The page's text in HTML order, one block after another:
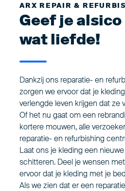
ARX REPAIR &
Geef je
wat liefde!
Dankzij ons reparatie- en
zorgen we ervoor dat je
verlengde leven krijgen dat ze
Of het nu gaat om een
kortere mouwen, alle
reparatie- en refurbishing
Laat ons je kleding een
schitteren. Deel je wensen
ervoor dat je kleding met je
Als we zien dat er een